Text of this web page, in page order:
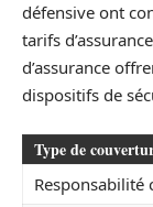
défensive ont
tarifs
d’assurance
dispositifs de
Type de
Responsabilité